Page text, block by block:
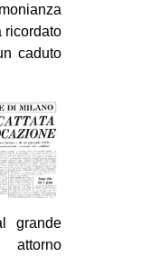
ricordato
caduto
grande